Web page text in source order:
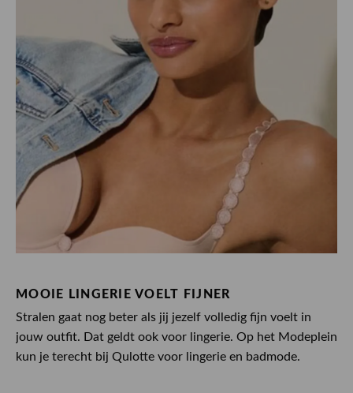
MOOIE LINGERIE VOELT FIJNER
Stralen gaat nog beter als jij jezelf volledig fijn voelt in
jouw outfit. Dat geldt ook voor lingerie. Op het Modeplein
kun je terecht bij Qulotte voor lingerie en badmode.